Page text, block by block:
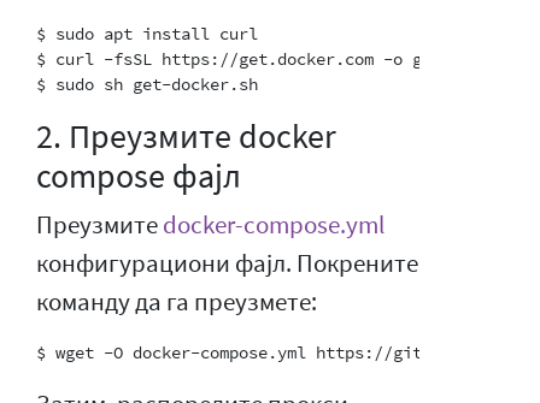
$ sudo apt install curl
$ curl -fsSL https://get.docker.com -o get-docker.sh
2. Преузмите docker
compose фајл
Преузмитеdocker-compose.yml
конфигурациони фајл. Покрените
команду да га преузмете: